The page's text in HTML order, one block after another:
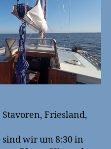
Friesland,
sind wir um 8:30 in